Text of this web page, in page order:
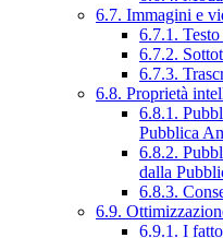
6.7. Immagini e
6.7.1.
6.7.2.
6.7.3.
6.8. Proprietà
6.8.1.
Pubblica
6.8.2.
dalla
6.8.3.
6.9.
6.9.1. I